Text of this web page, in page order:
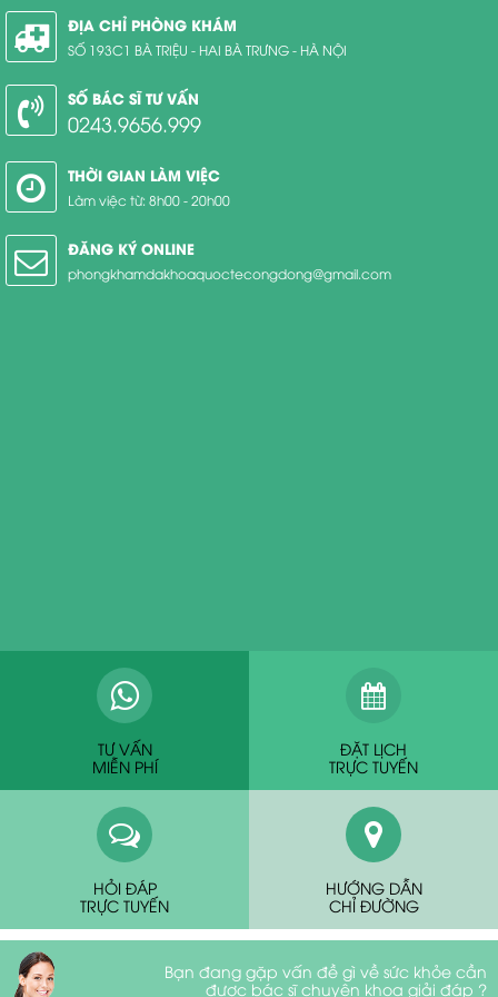
ĐỊA CHỈ PHÒNG KHÁM
SỐ 193C1 BÀ TRIỆU - HAI BÀ TRƯNG - HÀ NỘI
SỐ BÁC SĨ TƯ VẤN
0243.9656.999
THỜI GIAN LÀM VIỆC
Làm việc từ: 8h00 - 20h00
ĐĂNG KÝ ONLINE
phongkhamdakhoaquoctecongdong@gmail.com
TƯ VẤN
MIỄN PHÍ
ĐẶT LỊCH
TRỰC TUYẾN
HỎI ĐÁP
TRỰC TUYẾN
HƯỚNG DẪN
CHỈ ĐƯỜNG
Bạn đang gặp vấn đề gì về sức khỏe cần
được bác sĩ chuyên khoa giải đáp ?